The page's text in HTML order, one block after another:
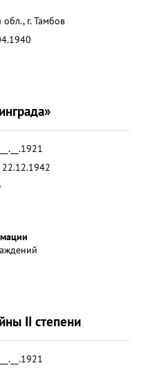
г. Тамбов
__.__.1921
22.12.1942
II степени
__.__.1921